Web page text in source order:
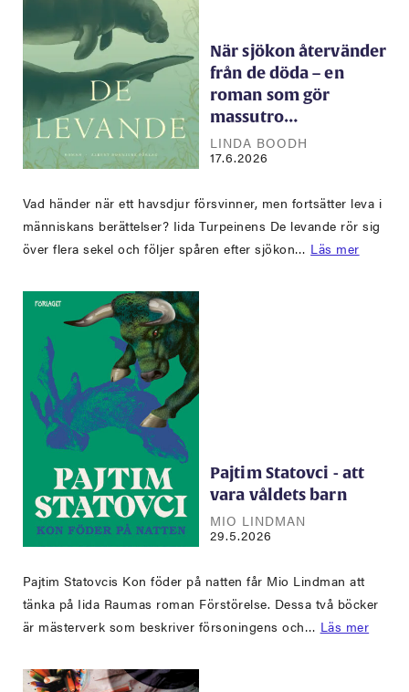
När sjökon återvänder
från de döda – en
roman som gör
massutro…
LINDA BOODH
17.6.2026
Vad händer när ett havsdjur försvinner, men fortsätter leva i
människans berättelser? Iida Turpeinens De levande rör sig
över flera sekel och följer spåren efter sjökon… Läs mer
Pajtim Statovci - att
vara våldets barn
MIO LINDMAN
29.5.2026
Pajtim Statovcis Kon föder på natten får Mio Lindman att
tänka på Iida Raumas roman Förstörelse. Dessa två böcker
är mästerverk som beskriver försoningens och… Läs mer